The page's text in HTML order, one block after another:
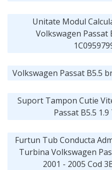
Unitate Modul
Volkswagen Passat
Volkswagen Passat B5.5
Suport Tampon Cutie
Passat B5.5
Furtun Tub Conducta
Turbina Volkswagen
2001 - 2005 Cod